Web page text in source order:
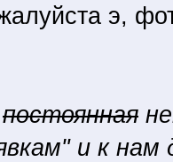
э,
постоянная
и к нам